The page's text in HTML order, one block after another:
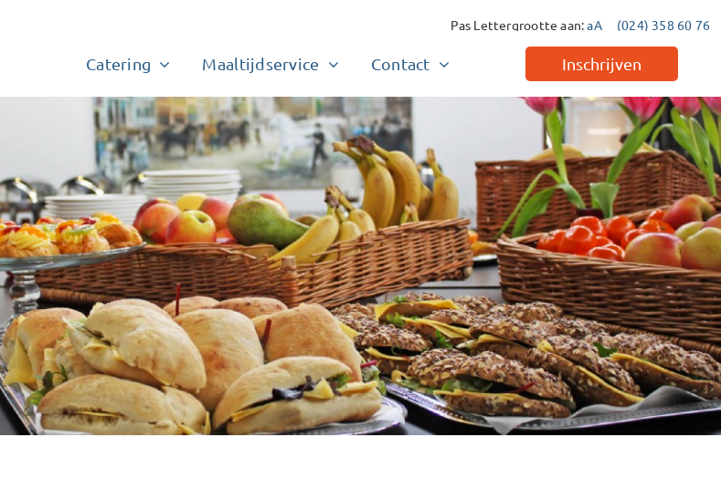
Pas Lettergrootte aan:aA (024) 358 60 76
Catering Maaltijdservice Contact Inschrijven